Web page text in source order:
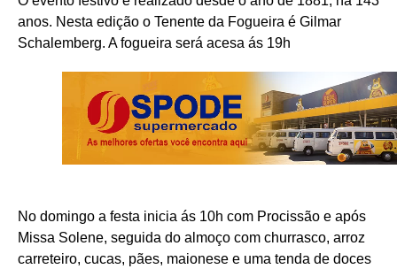
anos. Nesta edição o Tenente da Fogueira é Gilmar
Schalemberg. A fogueira será acesa ás 19h
No domingo a festa inicia ás 10h com Procissão e após
Missa Solene, seguida do almoço com churrasco, arroz
carreteiro, cucas, pães, maionese e uma tenda de doces